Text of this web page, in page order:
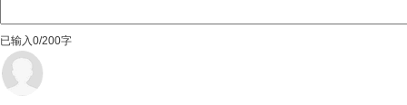
已输入0/200字